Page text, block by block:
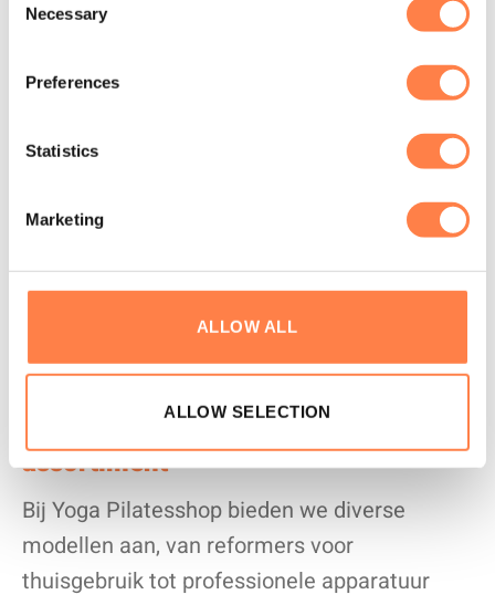
Selection
Necessary
Preferences
Statistics
Marketing
ALLOW ALL
ALLOW SELECTION
stress.
De verschillende reformers in ons
assortiment
Bij Yoga Pilatesshop bieden we diverse
modellen aan, van reformers voor
thuisgebruik tot professionele apparatuur